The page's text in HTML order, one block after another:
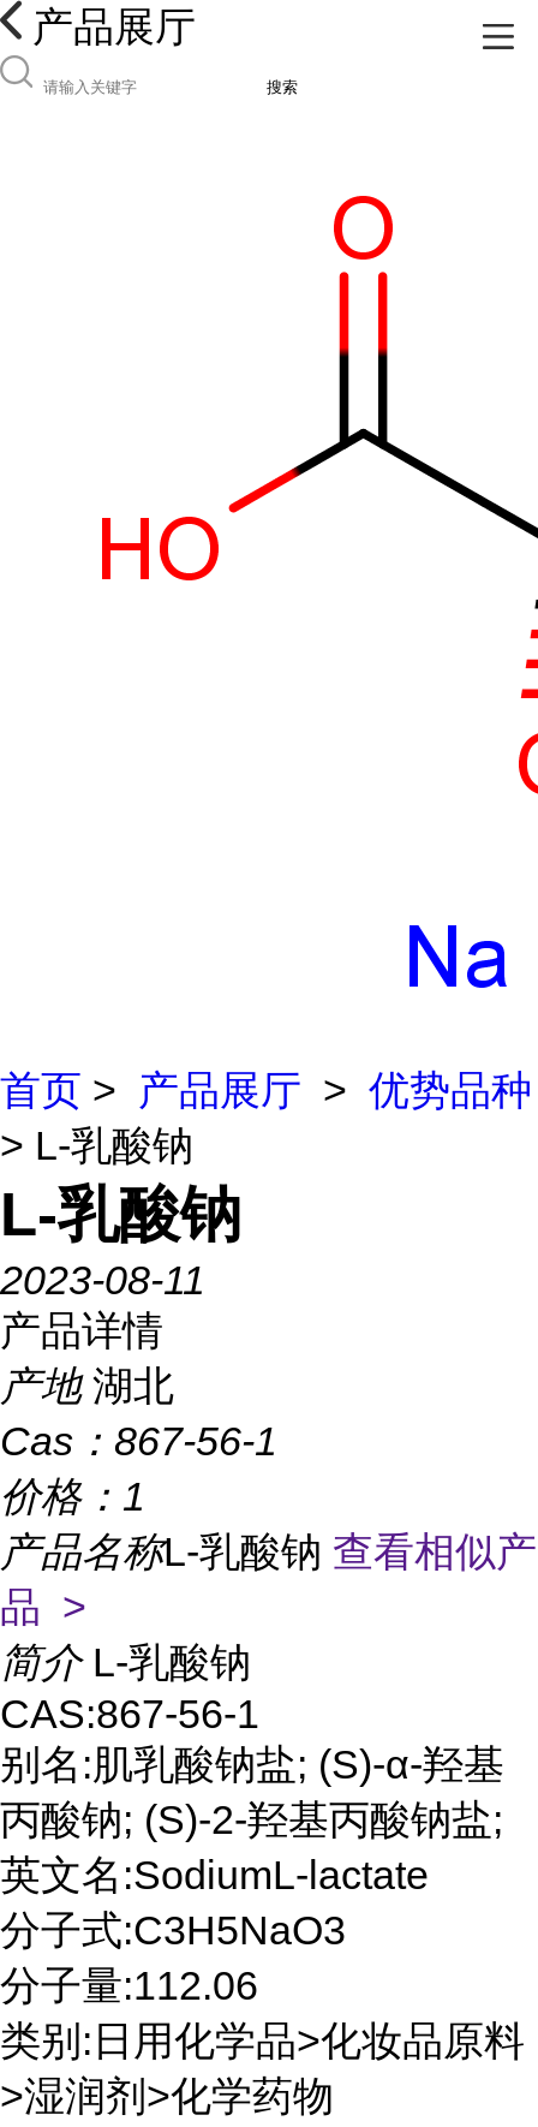
产品展厅
搜索
首页 > 产品展厅 > 优势品种
> L-乳酸钠
L-乳酸钠
2023-08-11
产品详情
产地 湖北
Cas： 867-56-1
价格： 1
产品名称L-乳酸钠 查看相似产
品 >
简介 L-乳酸钠
CAS:867-56-1
别名:肌乳酸钠盐; (S)-α-羟基
丙酸钠; (S)-2-羟基丙酸钠盐;
英文名:SodiumL-lactate
分子式:C3H5NaO3
分子量:112.06
类别:日用化学品>化妆品原料
>湿润剂>化学药物